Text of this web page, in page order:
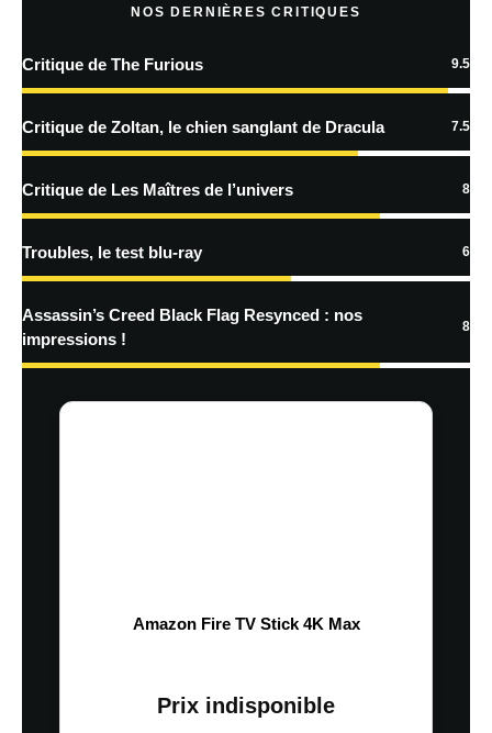
En savoir
traitées
NOS DERNIÈRES CRITIQUES
Critique de The Furious 9.5
Critique de Zoltan, le chien sanglant de Dracula 7.5
Critique de Les Maîtres de l’univers 8
Troubles, le test blu-ray 6
Assassin’s Creed Black Flag Resynced : nos
impressions !
8
Amazon Fire TV Stick 4K Max
Prix indisponible